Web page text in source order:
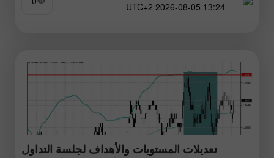
13:24 2026-08-05 UTC+2
تعديلات المستويات والأهداف لجلسة التداول